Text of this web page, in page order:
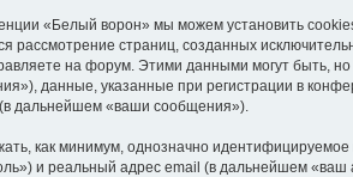
«Белый ворон» мы можем установить
рассмотрение страниц, созданных
на форум. Этими данными могут быть,
данные, указанные при регистрации в
дальнейшем «ваши сообщения»).
как минимум, однозначно
и реальный адрес email (в дальнейшем